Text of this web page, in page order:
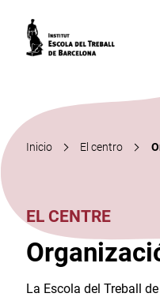
Inicio El centro
EL CENTRE
La Escola del Treball